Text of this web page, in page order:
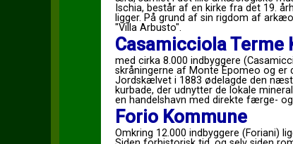
Ischia, består af en kirke fra det 19.
ligger. På grund af sin rigdom af
"Villa Arbusto".
Casamicciola Terme
med cirka 8.000 indbyggere
skråningerne af Monte Epomeo og
Jordskælvet i 1883 ødelagde den
kurbade, der udnytter de lokale
en handelshavn med direkte færge-
Forio Kommune
Omkring 12.000 indbyggere (Foriani)